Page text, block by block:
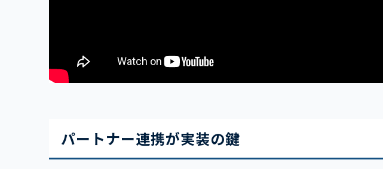
パートナー連携が実装の鍵